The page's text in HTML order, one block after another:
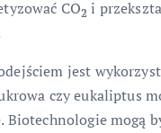
CO2 i
jest
czy eukaliptus
Biotechnologie mogą